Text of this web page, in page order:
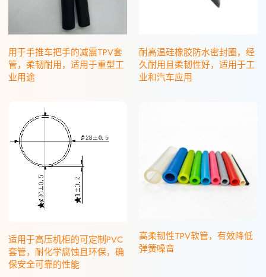
用于手推车把手的减震TPV套
管，柔韧耐用，适用于重型工
业用途
耐高温硅橡胶防水密封圈，经
久耐用且柔韧性好，适用于工
业和汽车应用
适用于高压机柜的可定制PVC
套管，耐化学腐蚀且环保，确
保安全可靠的性能
高柔韧性TPV软管，有效降低
弹簧噪音